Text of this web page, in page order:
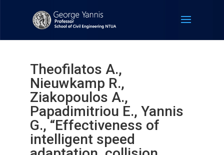
Theofilatos A.,
Nieuwkamp R.,
Ziakopoulos A.,
Papadimitriou E., Yannis
G., “Effectiveness of
intelligent speed